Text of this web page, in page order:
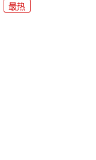
最热